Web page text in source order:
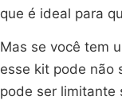
que é ideal para
Mas se você tem
esse kit pode não
pode ser limitante